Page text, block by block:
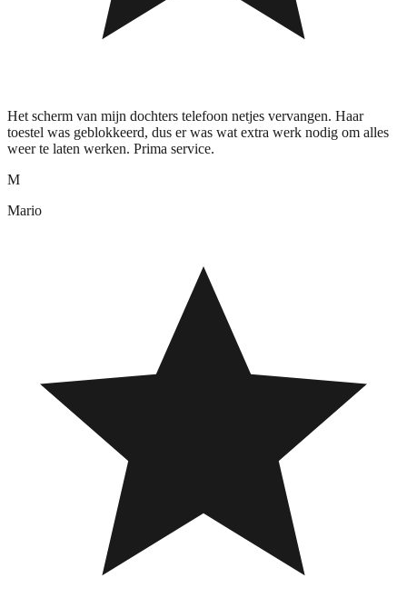
Het scherm van mijn dochters telefoon netjes vervangen. Haar
toestel was geblokkeerd, dus er was wat extra werk nodig om alles
weer te laten werken. Prima service.
M
Mario